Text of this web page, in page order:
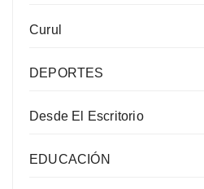
Curul
DEPORTES
Desde El Escritorio
EDUCACIÓN